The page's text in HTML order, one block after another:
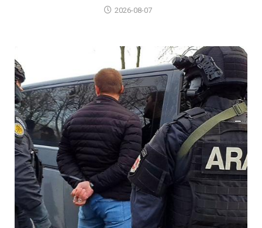
2026-08-07